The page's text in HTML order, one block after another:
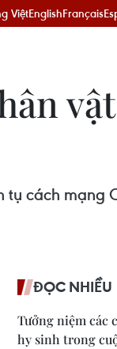
ViệtEnglishFrançais
tụ cách mạng
ĐỌC NHIỀU
Tưởng niệm các
hy sinh trong